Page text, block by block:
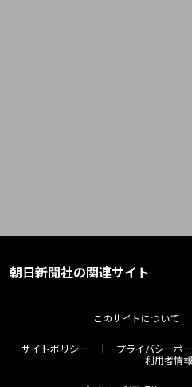
朝日新聞社の関連サイト
このサイトについて
サイトポリシー プライバシーポ
利用者情